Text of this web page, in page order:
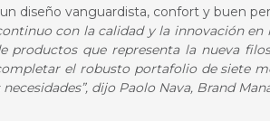
diseño vanguardista, confort y buen
con la calidad y la innovación
productos que representa la nueva
el robusto portafolio de siete
dijo Paolo Nava, Brand